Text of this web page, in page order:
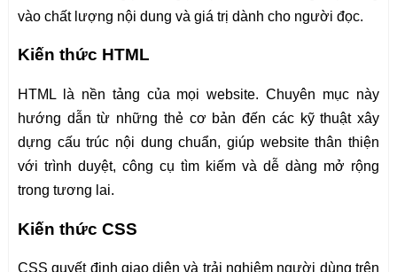
vào chất lượng nội dung và giá trị dành cho người đọc.
Kiến thức HTML
HTML là nền tảng của mọi website. Chuyên mục này
hướng dẫn từ những thẻ cơ bản đến các kỹ thuật xây
dựng cấu trúc nội dung chuẩn, giúp website thân thiện
với trình duyệt, công cụ tìm kiếm và dễ dàng mở rộng
trong tương lai.
Kiến thức CSS
CSS quyết định giao diện và trải nghiệm người dùng trên